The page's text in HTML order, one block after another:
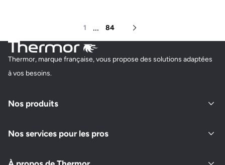
1 ... 84
Page suivante
Thermor, marque française, vous propose des solutions adaptées
à vos besoins.
Nos produits
Nos services pour les pros